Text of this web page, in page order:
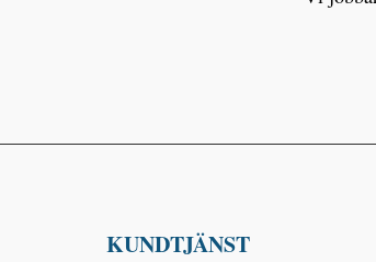
KUNDTJÄNST